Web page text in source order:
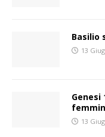
Basilio
13
Genesi
13